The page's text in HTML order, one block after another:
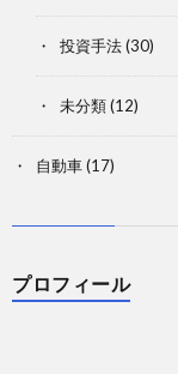
投資手法(30)
未分類(12)
自動車(17)
プロフィール